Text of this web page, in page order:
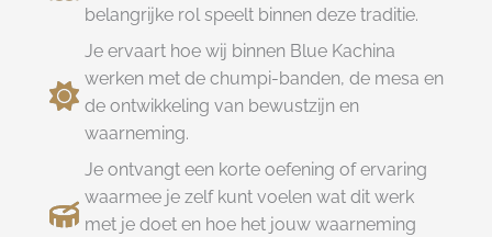
belangrijke rol speelt binnen deze traditie.
Je ervaart hoe wij binnen Blue Kachina
werken met de chumpi-banden, de mesa en
de ontwikkeling van bewustzijn en
waarneming.
Je ontvangt een korte oefening of ervaring
waarmee je zelf kunt voelen wat dit werk
met je doet en hoe het jouw waarneming